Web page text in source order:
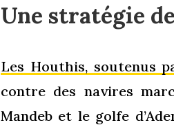
Une stratégie
Les Houthis, soutenus
contre des navires
Mandeb et le golfe